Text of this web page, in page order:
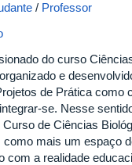
/ Professor
do curso
e
de Prática como
se. Nesse
Curso de Ciências
como mais um espaço
com a realidade